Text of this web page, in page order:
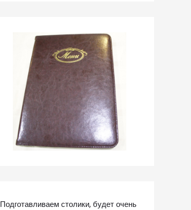
Подготавливаем столики, будет очень